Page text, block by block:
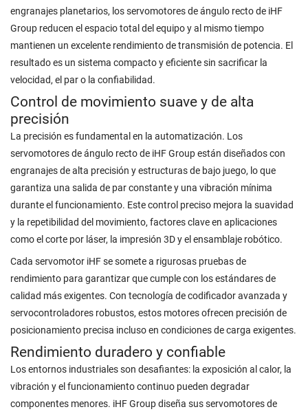
engranajes planetarios, los servomotores de ángulo recto de iHF
Group reducen el espacio total del equipo y al mismo tiempo
mantienen un excelente rendimiento de transmisión de potencia. El
resultado es un sistema compacto y eficiente sin sacrificar la
velocidad, el par o la confiabilidad.
Control de movimiento suave y de alta
precisión
La precisión es fundamental en la automatización. Los
servomotores de ángulo recto de iHF Group están diseñados con
engranajes de alta precisión y estructuras de bajo juego, lo que
garantiza una salida de par constante y una vibración mínima
durante el funcionamiento. Este control preciso mejora la suavidad
y la repetibilidad del movimiento, factores clave en aplicaciones
como el corte por láser, la impresión 3D y el ensamblaje robótico.
Cada servomotor iHF se somete a rigurosas pruebas de
rendimiento para garantizar que cumple con los estándares de
calidad más exigentes. Con tecnología de codificador avanzada y
servocontroladores robustos, estos motores ofrecen precisión de
posicionamiento precisa incluso en condiciones de carga exigentes.
Rendimiento duradero y confiable
Los entornos industriales son desafiantes: la exposición al calor, la
vibración y el funcionamiento continuo pueden degradar
componentes menores. iHF Group diseña sus servomotores de